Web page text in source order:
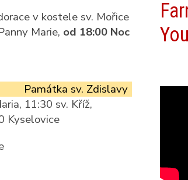
v kostele sv. Mořice
Marie, od 18:00 Noc
Památka sv. Zdislavy
11:30 sv. Kříž,
Kyselovice